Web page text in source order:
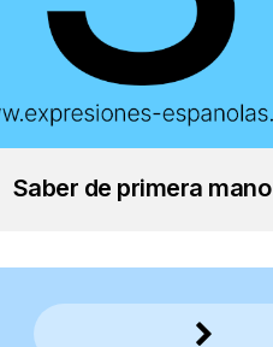
Saber de primera mano